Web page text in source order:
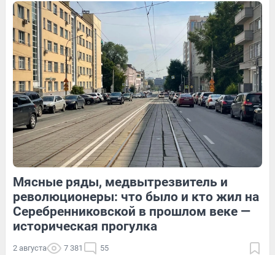
86 1
13 Обсудить 94 Обсудить
66
Мясные ряды, медвытрезвитель и
революционеры: что было и кто жил на
Серебренниковской в прошлом веке —
историческая прогулка
2 августа 7 381 55